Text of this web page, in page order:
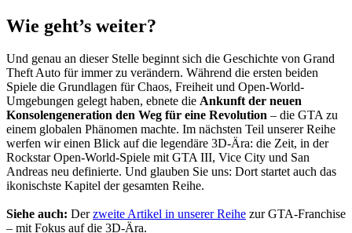
Wie geht’s weiter?
Und genau an dieser Stelle beginnt sich die Geschichte von Grand
Theft Auto für immer zu verändern. Während die ersten beiden
Spiele die Grundlagen für Chaos, Freiheit und Open-World-
Umgebungen gelegt haben, ebnete die Ankunft der neuen
Konsolengeneration den Weg für eine Revolution – die GTA zu
einem globalen Phänomen machte. Im nächsten Teil unserer Reihe
werfen wir einen Blick auf die legendäre 3D-Ära: die Zeit, in der
Rockstar Open-World-Spiele mit GTA III, Vice City und San
Andreas neu definierte. Und glauben Sie uns: Dort startet auch das
ikonischste Kapitel der gesamten Reihe.
Siehe auch: Derzweite Artikel in unserer Reihe zur GTA-Franchise
– mit Fokus auf die 3D-Ära.